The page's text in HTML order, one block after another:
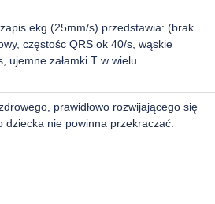
ekg (25mm/s) przedstawia: (brak
częstośc QRS ok 40/s, wąskie
ujemne załamki T w wielu
prawidłowo rozwijającego się
dziecka nie powinna przekraczać: